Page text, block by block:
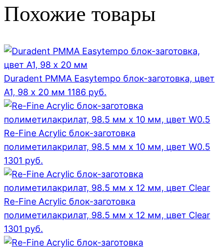
Похожие товары
Duradent PMMA Easytempo блок-заготовка, цвет
А1, 98 x 20 мм 1186 руб.
Re-Fine Acrylic блок-заготовка
полиметилакрилат, 98.5 мм x 10 мм, цвет W0.5
1301 руб.
Re-Fine Acrylic блок-заготовка
полиметилакрилат, 98.5 мм x 12 мм, цвет Clear
1301 руб.